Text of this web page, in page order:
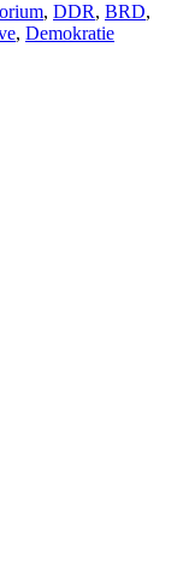
, DDR, BRD,
, Demokratie